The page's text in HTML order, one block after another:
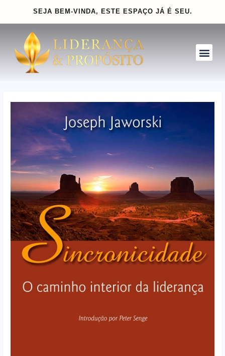
o
conteúdo
SEJA BEM-VINDA, ESTE ESPAÇO JÁ É SEU.
de
Post